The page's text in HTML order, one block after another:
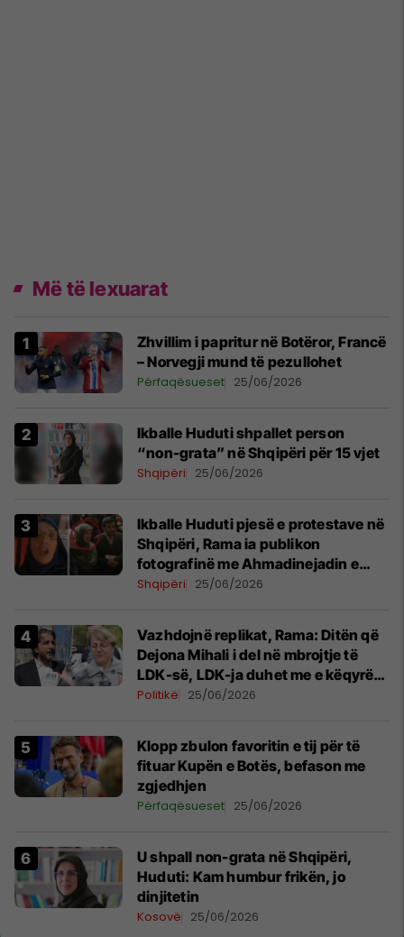
Më të lexuarat
Zhvillim i papritur në Botëror, Francë
– Norvegji mund të pezullohet
Përfaqësueset 25/06/2026
Ikballe Huduti shpallet person
“non-grata” në Shqipëri për 15 vjet
Shqipëri 25/06/2026
Ikballe Huduti pjesë e protestave në
Shqipëri, Rama ia publikon
fotografinë me Ahmadinejadin e
Iranit
Shqipëri 25/06/2026
Vazhdojnë replikat, Rama: Ditën që
Dejona Mihali i del në mbrojtje të
LDK-së, LDK-ja duhet me e këqyrë
veten seriozisht në pasqyrë
Politikë 25/06/2026
Klopp zbulon favoritin e tij për të
fituar Kupën e Botës, befason me
zgjedhjen
Përfaqësueset 25/06/2026
​U shpall non-grata në Shqipëri,
Huduti: Kam humbur frikën, jo
dinjitetin
Kosovë 25/06/2026